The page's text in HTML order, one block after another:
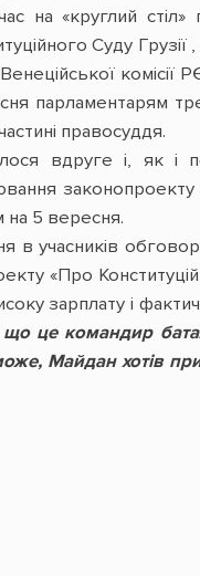
на «круглий стіл»
Суду
комісії
парламентарям
правосуддя.
вдруге і, як
на 5 вересня.
в учасників
«Про
зарплату і
це командир
Майдан хотів